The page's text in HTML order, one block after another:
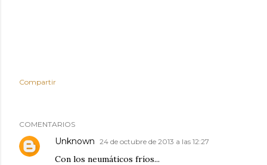
Compartir
COMENTARIOS
Unknown 24 de octubre de 2013 a las 12:27
Con los neumáticos fríos...